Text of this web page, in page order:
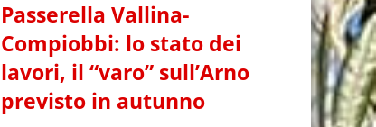
Passerella Vallina-
Compiobbi: lo stato dei
lavori, il “varo” sull’Arno
previsto in autunno